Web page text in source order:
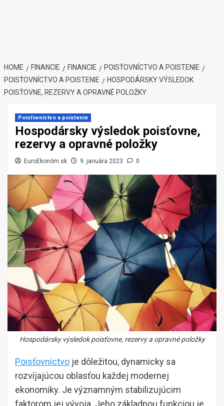
HOME FINANCIE FINANCIE
POISŤOVNÍCTVO A POISTENIE
POISŤOVNÍCTVO A POISTENIE
HOSPODÁRSKY VÝSLEDOK
POISŤOVNE, REZERVY A OPRAVNÉ POLOŽKY
Poisťovníctvo a poistenie
Hospodársky výsledok poisťovne,
rezervy a opravné položky
EuroEkonóm.sk 9. januára 2023 0
Hospodársky výsledok poisťovne, rezervy a opravné položky
Poisťovníctvo je dôležitou, dynamicky sa
rozvíjajúcou oblasťou každej modernej
ekonomiky. Je významným stabilizujúcim
faktorom jej vývoja. Jeho základnou funkciou je